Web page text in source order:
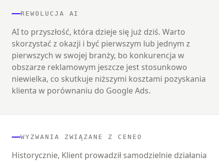
REWOLUCJA AI
AI to przyszłość, która dzieje się już dziś. Warto
skorzystać z okazji i być pierwszym lub jednym z
pierwszych w swojej branży, bo konkurencja w
obszarze reklamowym jeszcze jest stosunkowo
niewielka, co skutkuje niższymi kosztami pozyskania
klienta w porównaniu do Google Ads.
WYZWANIA ZWIĄZANE Z CENEO
Historycznie, Klient prowadził samodzielnie działania